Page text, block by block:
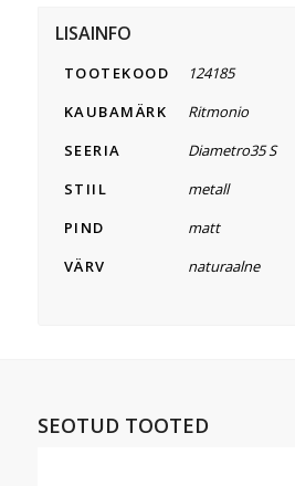
LISAINFO
TOOTEKOOD
124185
KAUBAMÄRK
Ritmonio
SEERIA
Diametro35 S
STIIL
metall
PIND
matt
VÄRV
naturaalne
SEOTUD TOOTED